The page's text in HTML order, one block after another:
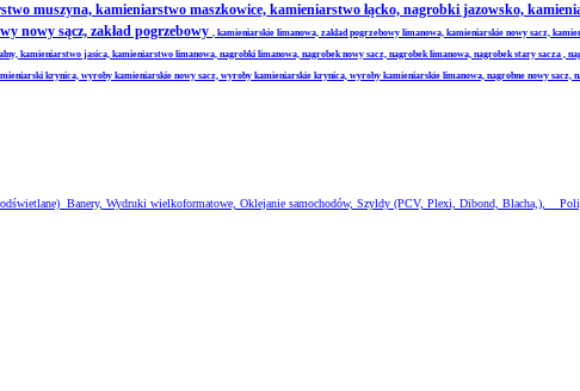
muszyna, kamieniarstwo maszkowice, kamieniarstwo łącko, nagrobki jazowsko,
nowy sącz, zakład pogrzebowy , kamieniarskie limanowa, zaklad pogrzebowy limanowa, kamieniarskie nowy sacz,
kamieniarstwo jasica, kamieniarstwo limanowa, nagrobki limanowa, nagrobek nowy sacz, nagrobek limanowa, nagrobek stary sacza ,
krynica, wyroby kamieniarskie nowy sacz, wyroby kamieniarskie krynica, wyroby kamieniarskie limanowa, nagrobne nowy
Banery, Wydruki wielkoformatowe, Oklejanie samochodów, Szyldy (PCV, Plexi, Dibond, Blacha,),